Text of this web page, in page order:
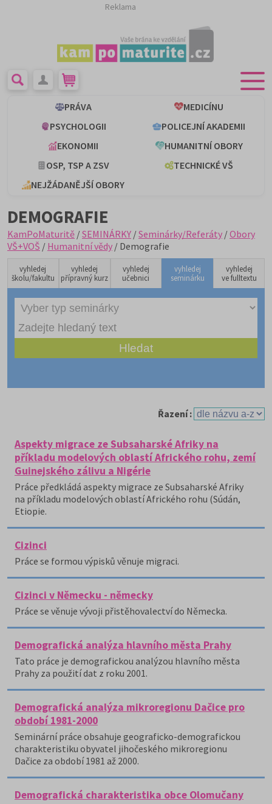
Reklama
PRÁVA
MEDICÍNU
PSYCHOLOGII
POLICEJNÍ AKADEMII
EKONOMII
HUMANITNÍ OBORY
OSP, TSP A ZSV
TECHNICKÉ VŠ
NEJŽÁDANĚJŠÍ OBORY
DEMOGRAFIE
KamPoMaturitě /SEMINÁRKY /Seminárky/Referáty /Obory
VŠ+VOŠ / Humanitní vědy / Demografie
vyhledej
školu/fakultu
vyhledej
přípravný kurz
vyhledej
učebnici
vyhledej
seminárku
vyhledej
ve fulltextu
Řazení :
Aspekty migrace ze Subsaharské Afriky na
příkladu modelových oblastí Afrického rohu, zemí
Guinejského zálivu a Nigérie
Práce předkládá aspekty migrace ze Subsaharské Afriky
na příkladu modelových oblastí Afrického rohu (Súdán,
Etiopie.
Cizinci
Práce se formou výpisků věnuje migraci.
Cizinci v Německu - německy
Práce se věnuje vývoji přistěhovalectví do Německa.
Demografická analýza hlavního města Prahy
Tato práce je demografickou analýzou hlavního města
Prahy za použití dat z roku 2001.
Demografická analýza mikroregionu Dačice pro
období 1981-2000
Seminární práce obsahuje geograficko-demografickou
charakteristiku obyvatel jihočeského mikroregionu
Dačice za období 1981 až 2000.
Demografická charakteristika obce Olomučany